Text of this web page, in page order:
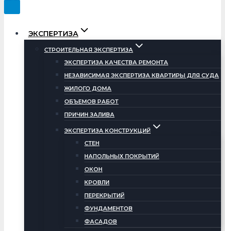
ЭКСПЕРТИЗА
СТРОИТЕЛЬНАЯ ЭКСПЕРТИЗА
ЭКСПЕРТИЗА КАЧЕСТВА РЕМОНТА
НЕЗАВИСИМАЯ ЭКСПЕРТИЗА КВАРТИРЫ ДЛЯ СУДА
ЖИЛОГО ДОМА
ОБЪЕМОВ РАБОТ
ПРИЧИН ЗАЛИВА
ЭКСПЕРТИЗА КОНСТРУКЦИЙ
СТЕН
НАПОЛЬНЫХ ПОКРЫТИЙ
ОКОН
КРОВЛИ
ПЕРЕКРЫТИЙ
ФУНДАМЕНТОВ
ФАСАДОВ